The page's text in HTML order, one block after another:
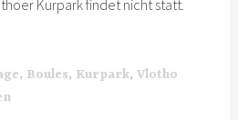
Kurpark findet nicht statt.
, Boules, Kurpark,Vlotho